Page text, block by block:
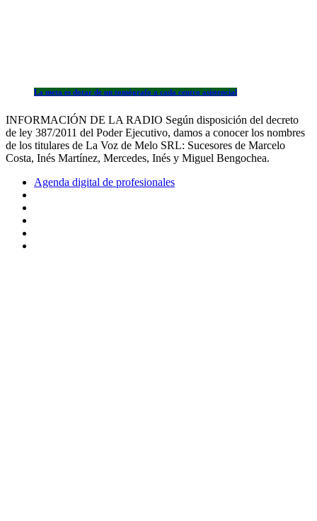
La meta es dotar de un tomógrafo a cada centro asistencial
INFORMACIÓN DE LA RADIO Según disposición del decreto
de ley 387/2011 del Poder Ejecutivo, damos a conocer los nombres
de los titulares de La Voz de Melo SRL: Sucesores de Marcelo
Costa, Inés Martínez, Mercedes, Inés y Miguel Bengochea.
Agenda digital de profesionales